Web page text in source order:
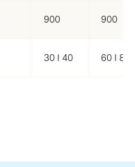
900 900
30 I 40 60 I 81